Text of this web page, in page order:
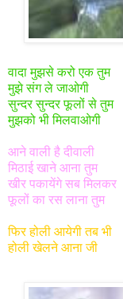
वादामुझसेकरो एक तुम
मुझे संग ले जाओगी
सुन्दर सुन्दर फूलों से तुम
मुझको भी मिलवाओगी
आने वाली है दीवाली
मिठाई खाने आना तुम
खीर पकायेंगे सब मिलकर
फूलों का रस लाना तुम
फिरहोली आयेगी तब भी
होली खेलने आना जी